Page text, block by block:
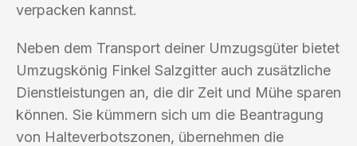
verpacken kannst.
Neben dem Transport deiner Umzugsgüter bietet
Umzugskönig Finkel Salzgitter auch zusätzliche
Dienstleistungen an, die dir Zeit und Mühe sparen
können. Sie kümmern sich um die Beantragung
von Halteverbotszonen, übernehmen die